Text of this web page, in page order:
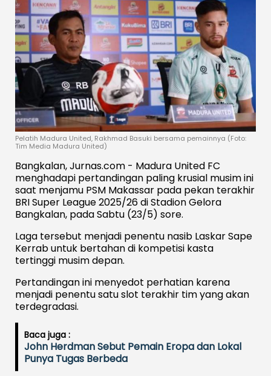
Pelatih Madura United, Rakhmad Basuki bersama pemainnya (Foto:
Tim Media Madura United)
Bangkalan, Jurnas.com - Madura United FC
menghadapi pertandingan paling krusial musim ini
saat menjamu PSM Makassar pada pekan terakhir
BRI Super League 2025/26 di Stadion Gelora
Bangkalan, pada Sabtu (23/5) sore.
Laga tersebut menjadi penentu nasib Laskar Sape
Kerrab untuk bertahan di kompetisi kasta
tertinggi musim depan.
Pertandingan ini menyedot perhatian karena
menjadi penentu satu slot terakhir tim yang akan
terdegradasi.
Baca juga :
John Herdman Sebut Pemain Eropa dan Lokal
Punya Tugas Berbeda